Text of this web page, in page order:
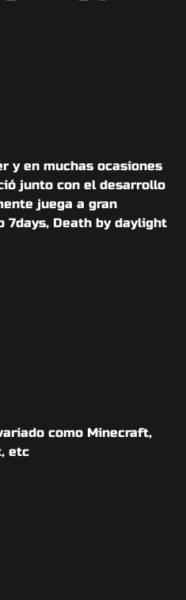
y en muchas ocasiones
junto con el desarrollo
juega a gran
7days, Death by daylight
como Minecraft,
etc